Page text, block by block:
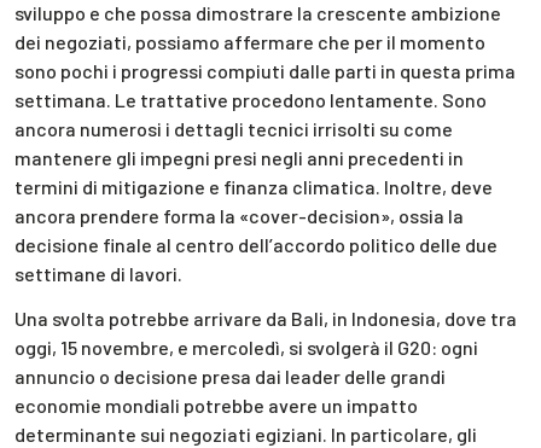
sviluppo e che possa dimostrare la crescente ambizione
dei negoziati, possiamo affermare che per il momento
sono pochi i progressi compiuti dalle parti in questa prima
settimana. Le trattative procedono lentamente. Sono
ancora numerosi i dettagli tecnici irrisolti su come
mantenere gli impegni presi negli anni precedenti in
termini di mitigazione e finanza climatica. Inoltre, deve
ancora prendere forma la «cover-decision», ossia la
decisione finale al centro dell’accordo politico delle due
settimane di lavori.
Una svolta potrebbe arrivare da Bali, in Indonesia, dove tra
oggi, 15 novembre, e mercoledì, si svolgerà il G20: ogni
annuncio o decisione presa dai leader delle grandi
economie mondiali potrebbe avere un impatto
determinante sui negoziati egiziani. In particolare, gli